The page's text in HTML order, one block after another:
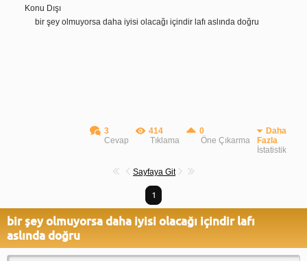
Konu Dışı
bir şey olmuyorsa daha iyisi olacağı içindir lafı aslında doğru
3
Cevap
414
Tıklama
0
Öne Çıkarma
Daha
Fazla
İstatistik
Sayfaya Git
1
bir şey olmuyorsa daha iyisi olacağı içindir lafı
aslında doğru